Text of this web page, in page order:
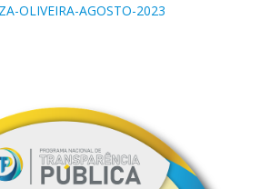
OLIVEIRA-AGOSTO-2023